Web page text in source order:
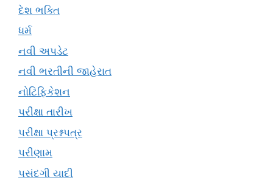
દેશ ભક્તિ
ધર્મ
નવી અપડેટ
નવી ભરતીની જાહેરાત
નોટિફિકેશન
પરીક્ષા તારીખ
પરીક્ષા પ્રશ્નપત્ર
પરીણામ
પસંદગી યાદી